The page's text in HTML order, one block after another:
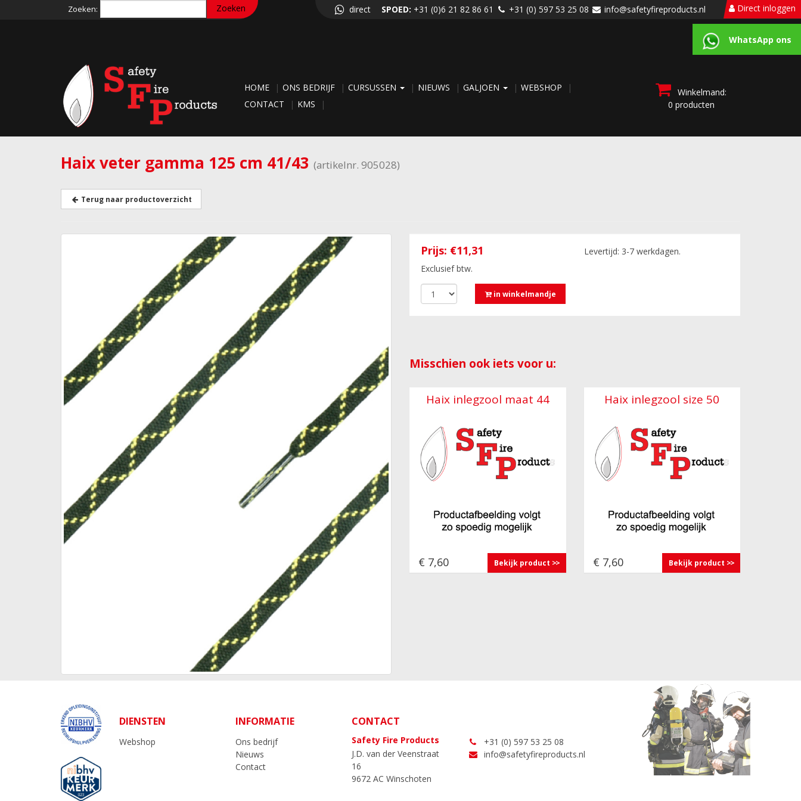
Zoeken: direct SPOED: +31 (0)6 21 82 86 61 +31 (0) 597 53 25 08 info@safetyfireproducts.nl Direct inloggen
WhatsApp ons
HOME ONS BEDRIJF CURSUSSEN NIEUWS GALJOEN
WEBSHOP
CONTACT
KMS
Winkelmand:
0 producten
Haix veter gamma 125 cm 41/43 (artikelnr. 905028)
Terug naar productoverzicht
Prijs: €11,31
Exclusief btw.
in winkelmandje
Levertijd: 3-7 werkdagen.
Misschien ook iets voor u:
Haix inlegzool maat 44
€ 7,60 Bekijk product
Haix inlegzool size 50
€ 7,60 Bekijk product
DIENSTEN
Webshop
INFORMATIE
Ons bedrijf
Nieuws
Contact
CONTACT
Safety Fire Products
J.D. van der Veenstraat
16
9672 AC Winschoten
+31 (0) 597 53 25 08
info@safetyfireproducts.nl